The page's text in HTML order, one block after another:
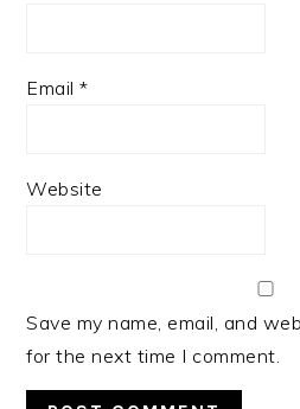
Email*
Website
Save my name, email, and
for the next time I comment.